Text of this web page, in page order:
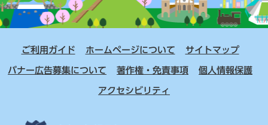
ご利用ガイド ホームページについて サイトマップ
バナー広告募集について 著作権・免責事項 個人情報保護
アクセシビリティ